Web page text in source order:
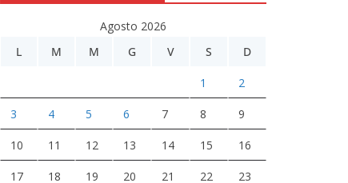
Agosto 2026
L
M M G V S D
1 2
3 4 5 6 7 8 9
10 11 12 13 14 15 16
17 18 19 20 21 22 23